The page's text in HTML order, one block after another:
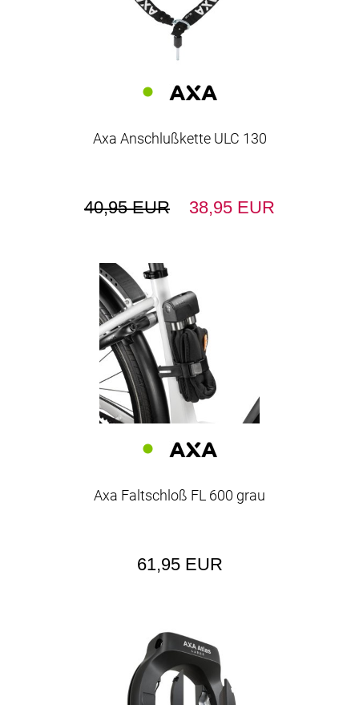
Axa Anschlußkette ULC 130
40,95 EUR 38,95 EUR
Axa Faltschloß FL 600 grau
61,95 EUR